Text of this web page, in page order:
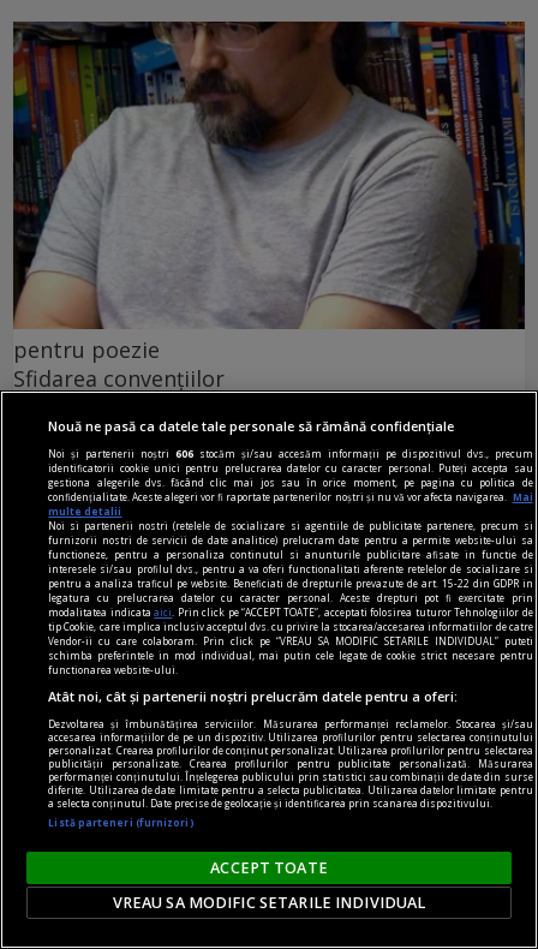
pentru poezie
Sfidarea convențiilor
realitatea distorsionată pe care o asamblează, ci
îl face parte integrantă a acesteia.
Şerban AXINTE
rosencrantz & co.
Teatru de cartier
Dorința de a surprinde tabloul social în
Nouă ne pasă ca datele tale personale să rămână confidențiale
Noi și partenerii noștri606 stocăm și/sau accesăm informații pe dispozitivul dvs., precum
identificatorii cookie unici pentru prelucrarea datelor cu caracter personal. Puteți accepta sau
gestiona alegerile dvs. făcând clic mai jos sau în orice moment, pe pagina cu politica de
confidențialitate. Aceste alegeri vor fi raportate partenerilor noștri și nu vă vor afecta navigarea.
Mai
multe detalii
Noi si partenerii nostri (retelele de socializare si agentiile de publicitate partenere, precum si
furnizorii nostri de servicii de date analitice) prelucram date pentru a permite website-ului sa
functioneze, pentru a personaliza continutul si anunturile publicitare afisate in functie de
interesele si/sau profilul dvs., pentru a va oferi functionalitati aferente retelelor de socializare si
pentru a analiza traficul pe website. Beneficiati de drepturile prevazute de art. 15-22 din GDPR in
legatura cu prelucrarea datelor cu caracter personal. Aceste drepturi pot fi exercitate prin
modalitatea indicataaici
. Prin click pe “ACCEPT TOATE”, acceptati folosirea tuturor Tehnologiilor de
tip Cookie, care implica inclusiv acceptul dvs. cu privire la stocarea/accesarea informatiilor de catre
Vendor-ii cu care colaboram. Prin click pe “VREAU SA MODIFIC SETARILE INDIVIDUAL” puteti
schimba preferintele in mod individual, mai putin cele legate de cookie strict necesare pentru
functionarea website-ului.
Atât noi, cât și partenerii noștri prelucrăm datele pentru a oferi:
Dezvoltarea și îmbunătățirea serviciilor. Măsurarea performanței reclamelor. Stocarea și/sau
accesarea informațiilor de pe un dispozitiv. Utilizarea profilurilor pentru selectarea conținutului
personalizat. Crearea profilurilor de conținut personalizat. Utilizarea profilurilor pentru selectarea
publicității personalizate. Crearea profilurilor pentru publicitate personalizată. Măsurarea
performanței conținutului. Înțelegerea publicului prin statistici sau combinații de date din surse
diferite. Utilizarea de date limitate pentru a selecta publicitatea. Utilizarea datelor limitate pentru
a selecta conținutul. Date precise de geolocație și identificarea prin scanarea dispozitivului.
Listă parteneri (furnizori)
ACCEPT TOATE
VREAU SA MODIFIC SETARILE INDIVIDUAL